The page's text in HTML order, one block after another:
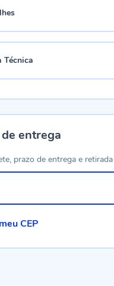
Técnica
entrega
prazo de entrega e retirada
CEP